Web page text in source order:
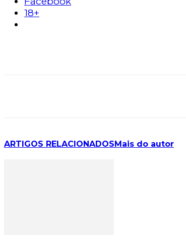
18+
ARTIGOS RELACIONADOS Mais do autor